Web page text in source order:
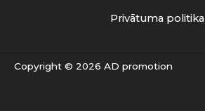
Privātuma politika
Copyright © 2026 AD promotion